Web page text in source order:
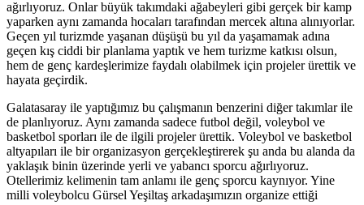
ağırlıyoruz. Onlar büyük takımdaki ağabeyleri gibi gerçek bir kamp
yaparken aynı zamanda hocaları tarafından mercek altına alınıyorlar.
Geçen yıl turizmde yaşanan düşüşü bu yıl da yaşamamak adına
geçen kış ciddi bir planlama yaptık ve hem turizme katkısı olsun,
hem de genç kardeşlerimize faydalı olabilmek için projeler ürettik ve
hayata geçirdik.
Galatasaray ile yaptığımız bu çalışmanın benzerini diğer takımlar ile
de planlıyoruz. Aynı zamanda sadece futbol değil, voleybol ve
basketbol sporları ile de ilgili projeler ürettik. Voleybol ve basketbol
altyapıları ile bir organizasyon gerçekleştirerek şu anda bu alanda da
yaklaşık binin üzerinde yerli ve yabancı sporcu ağırlıyoruz.
Otellerimiz kelimenin tam anlamı ile genç sporcu kaynıyor. Yine
milli voleybolcu Gürsel Yeşiltaş arkadaşımızın organize ettiği